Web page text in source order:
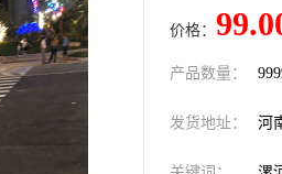
价格：
产品数量：
发货地址： 河